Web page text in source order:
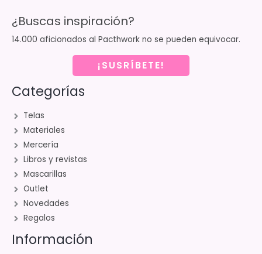
¿Buscas inspiración?
14.000 aficionados al Pacthwork no se pueden equivocar.
¡SUSRÍBETE!
Categorías
Telas
Materiales
Mercería
Libros y revistas
Mascarillas
Outlet
Novedades
Regalos
Información